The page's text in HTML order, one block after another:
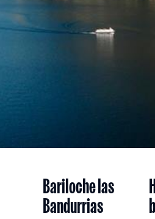
Bariloche las
Bandurrias